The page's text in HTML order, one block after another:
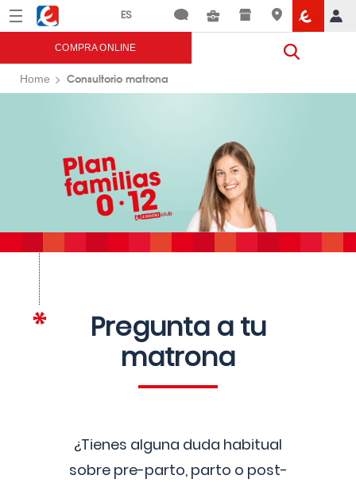
Menú Eroski
COMPRA ONLINE
Home Consultorio matrona
Pregunta a tu
matrona
¿Tienes alguna duda habitual
sobre pre-parto, parto o post-